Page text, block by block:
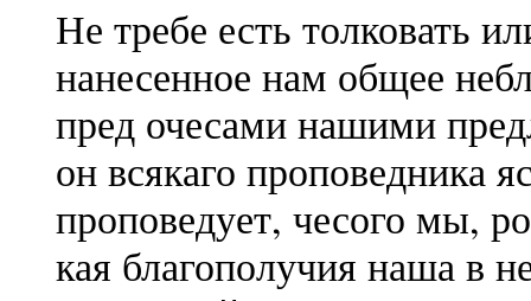
Не требе есть толковать
нанесенное нам общее
пред очесами нашими
он всякаго проповедника
проповедует, чесого мы,
кая благополучия наша в